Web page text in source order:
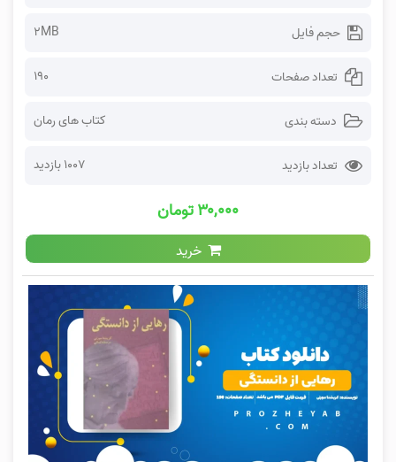
حجم فایل 2MB
تعداد صفحات 190
دسته بندی کتاب های رمان
تعداد بازدید 1007 بازدید
۳۰,۰۰۰ تومان
خرید